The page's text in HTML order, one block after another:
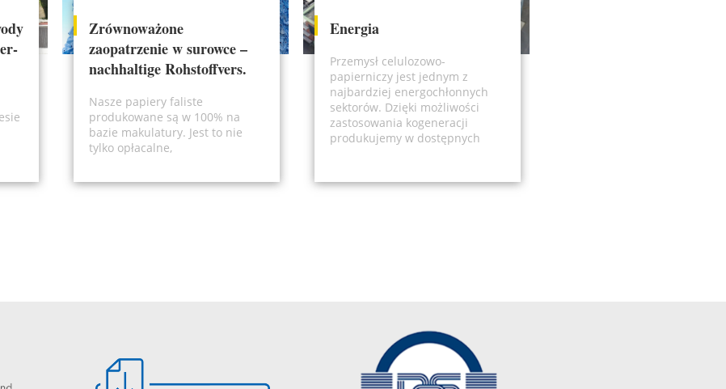
Zrównoważone
zaopatrzenie w surowce –
nachhaltige Rohstoffvers.
Nasze papiery faliste
produkowane są w 100% na
bazie makulatury. Jest to nie
tylko opłacalne,
Energia
Przemysł celulozowo-
papierniczy jest jednym z
najbardziej energochłonnych
sektorów. Dzięki możliwości
zastosowania kogeneracji
produkujemy w dostępnych